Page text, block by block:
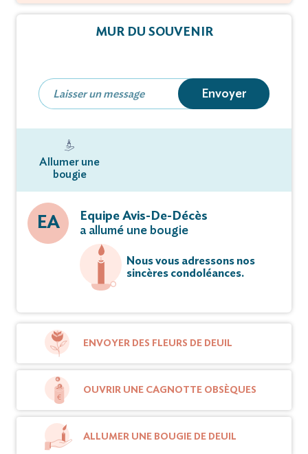
MUR DU SOUVENIR
Envoyer
Allumer une
bougie
EA
Equipe Avis-De-Décès
a allumé une bougie
Nous vous adressons nos
sincères condoléances.
ENVOYER DES FLEURS DE DEUIL
OUVRIR UNE CAGNOTTE OBSÈQUES
ALLUMER UNE BOUGIE DE DEUIL